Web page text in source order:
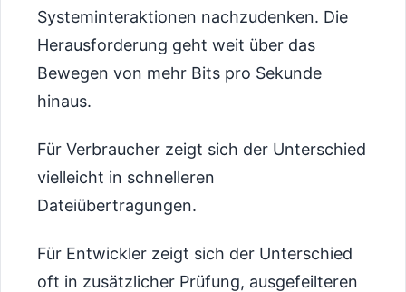
Systeminteraktionen nachzudenken. Die
Herausforderung geht weit über das
Bewegen von mehr Bits pro Sekunde
hinaus.
Für Verbraucher zeigt sich der Unterschied
vielleicht in schnelleren
Dateiübertragungen.
Für Entwickler zeigt sich der Unterschied
oft in zusätzlicher Prüfung, ausgefeilteren